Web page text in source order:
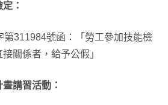
：
第311984號函：「勞工參加技能檢
關係者，給予公假」
講習活動：